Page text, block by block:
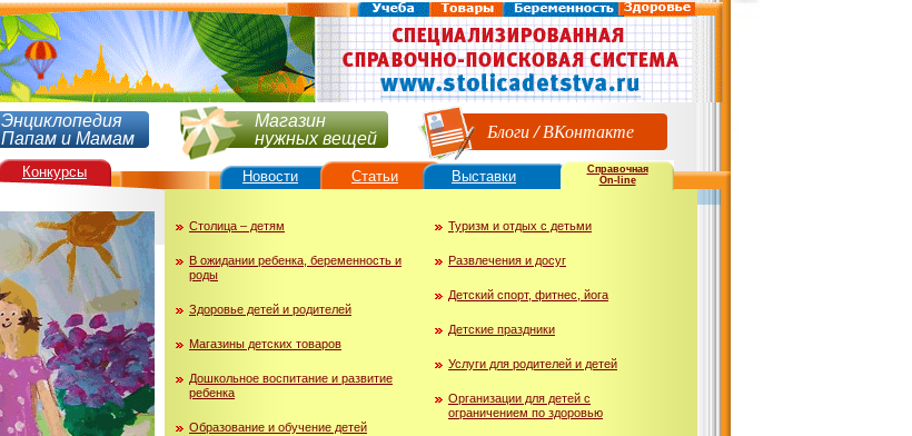
Энциклопедия
Папам и Мамам
Магазин
нужных вещей Блоги/ВКонтакте
Столица – детям
В ожидании ребенка, беременность и
роды
Здоровье детей и родителей
Магазины детских товаров
Дошкольное воспитание и развитие
ребенка
Образование и обучение детей
Туризм и отдых с детьми
Развлечения и досуг
Детский спорт, фитнес, йога
Детские праздники
Услуги для родителей и детей
Организации для детей с
ограничением по здоровью
Справочная
On-line
Конкурсы Новости Статьи Выставки